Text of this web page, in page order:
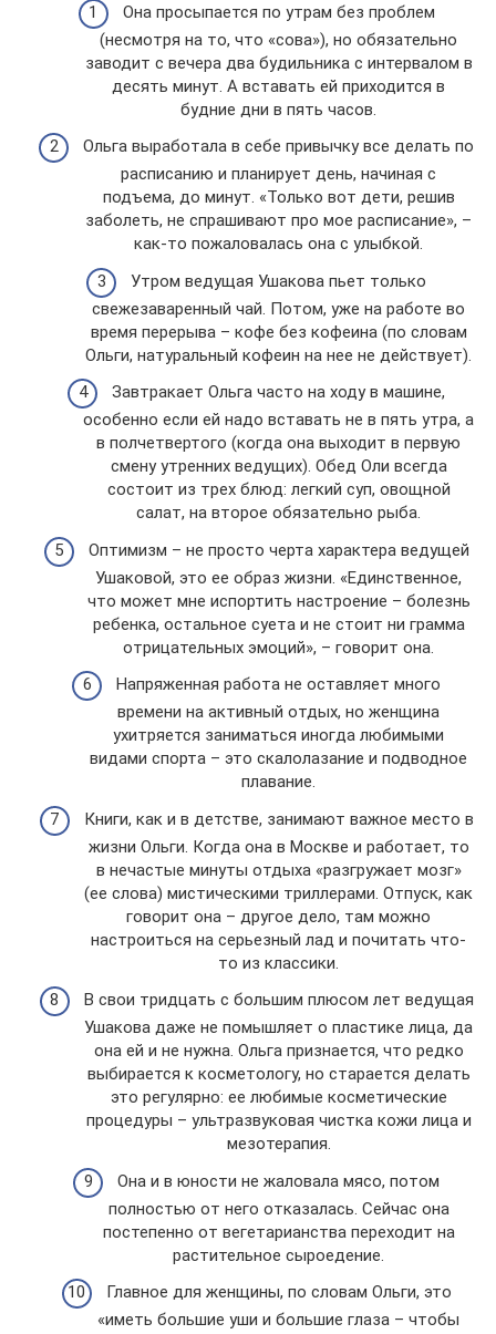
Она просыпается по утрам без проблем
(несмотря на то, что «сова»), но обязательно
заводит с вечера два будильника с интервалом в
десять минут. А вставать ей приходится в
будние дни в пять часов.
Ольга выработала в себе привычку все делать по
расписанию и планирует день, начиная с
подъема, до минут. «Только вот дети, решив
заболеть, не спрашивают про мое расписание», –
как-то пожаловалась она с улыбкой.
Утром ведущая Ушакова пьет только
свежезаваренный чай. Потом, уже на работе во
время перерыва – кофе без кофеина (по словам
Ольги, натуральный кофеин на нее не действует).
Завтракает Ольга часто на ходу в машине,
особенно если ей надо вставать не в пять утра, а
в полчетвертого (когда она выходит в первую
смену утренних ведущих). Обед Оли всегда
состоит из трех блюд: легкий суп, овощной
салат, на второе обязательно рыба.
Оптимизм – не просто черта характера ведущей
Ушаковой, это ее образ жизни. «Единственное,
что может мне испортить настроение – болезнь
ребенка, остальное суета и не стоит ни грамма
отрицательных эмоций», – говорит она.
Напряженная работа не оставляет много
времени на активный отдых, но женщина
ухитряется заниматься иногда любимыми
видами спорта – это скалолазание и подводное
плавание.
Книги, как и в детстве, занимают важное место в
жизни Ольги. Когда она в Москве и работает, то
в нечастые минуты отдыха «разгружает мозг»
(ее слова) мистическими триллерами. Отпуск, как
говорит она – другое дело, там можно
настроиться на серьезный лад и почитать что-
то из классики.
В свои тридцать с большим плюсом лет ведущая
Ушакова даже не помышляет о пластике лица, да
она ей и не нужна. Ольга признается, что редко
выбирается к косметологу, но старается делать
это регулярно: ее любимые косметические
процедуры – ультразвуковая чистка кожи лица и
мезотерапия.
Она и в юности не жаловала мясо, потом
полностью от него отказалась. Сейчас она
постепенно от вегетарианства переходит на
растительное сыроедение.
Главное для женщины, по словам Ольги, это
«иметь большие уши и большие глаза – чтобы